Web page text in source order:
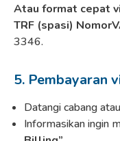
Atau format cepat
TRF (spasi)
3346.
5. Pembayaran
Datangi cabang
Informasikan ingin